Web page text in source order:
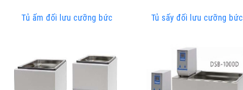
Tủ ấm đối lưu cưỡng bức Tủ sấy đối lưu cưỡng bức